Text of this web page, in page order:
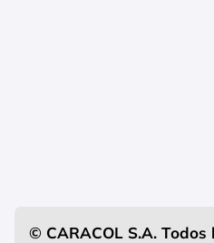
© CARACOL S.A. Todos